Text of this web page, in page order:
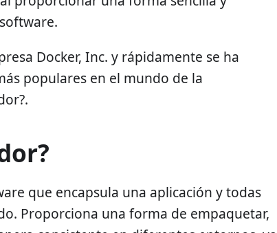
Docker, Inc. y rápidamente se ha
populares en el mundo de la
que encapsula una aplicación y todas
Proporciona una forma de empaquetar,